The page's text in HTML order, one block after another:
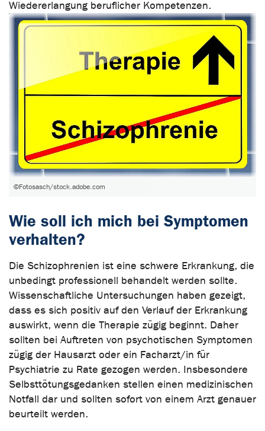
©Fotosasch/stock.adobe.com
Wiedererlangung beruflicher Kompetenzen.
Wie soll ich mich bei Symptomen
verhalten?
Die Schizophrenien ist eine schwere Erkrankung, die
unbedingt professionell behandelt werden sollte.
Wissenschaftliche Untersuchungen haben gezeigt,
dass es sich positiv auf den Verlauf der Erkrankung
auswirkt, wenn die Therapie zügig beginnt. Daher
sollten bei Auftreten von psychotischen Symptomen
zügig der Hausarzt oder ein Facharzt/in für
Psychiatrie zu Rate gezogen werden. Insbesondere
Selbsttötungsgedanken stellen einen medizinischen
Notfall dar und sollten sofort von einem Arzt genauer
beurteilt werden.